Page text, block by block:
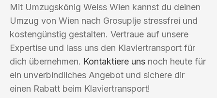
Mit Umzugskönig Weiss Wien kannst du deinen
Umzug von Wien nach Grosuplje stressfrei und
kostengünstig gestalten. Vertraue auf unsere
Expertise und lass uns den Klaviertransport für
dich übernehmen. Kontaktiere uns noch heute für
ein unverbindliches Angebot und sichere dir
einen Rabatt beim Klaviertransport!